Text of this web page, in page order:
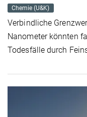
Chemie (U&K)
Verbindliche
Nanometer könnten
Todesfälle durch